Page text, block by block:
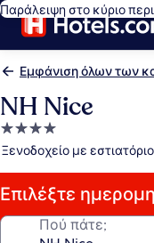
Παράλειψη στο κύριο
Εμφάνιση όλων των
NH Nice
Κατάλυμα
με
αστέρια
Ξενοδοχείο με
Επιλέξτε
Πού πάτε;